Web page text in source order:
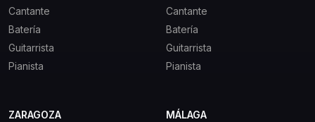
Cantante
Batería
Guitarrista
Pianista
Cantante
Batería
Guitarrista
Pianista
ZARAGOZA
MÁLAGA